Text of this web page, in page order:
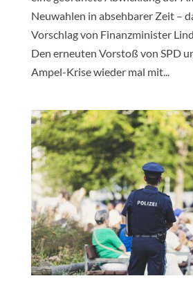
Neuwahlen in absehbarer Zeit –
Vorschlag von Finanzminister
Den erneuten Vorstoß von SPD
Ampel-Krise wieder mal mit...